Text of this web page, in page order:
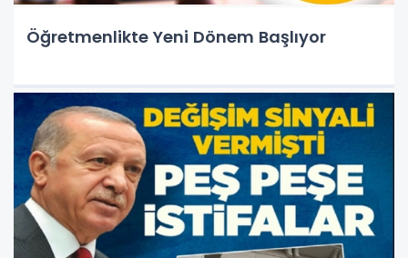
Öğretmenlikte Yeni Dönem Başlıyor